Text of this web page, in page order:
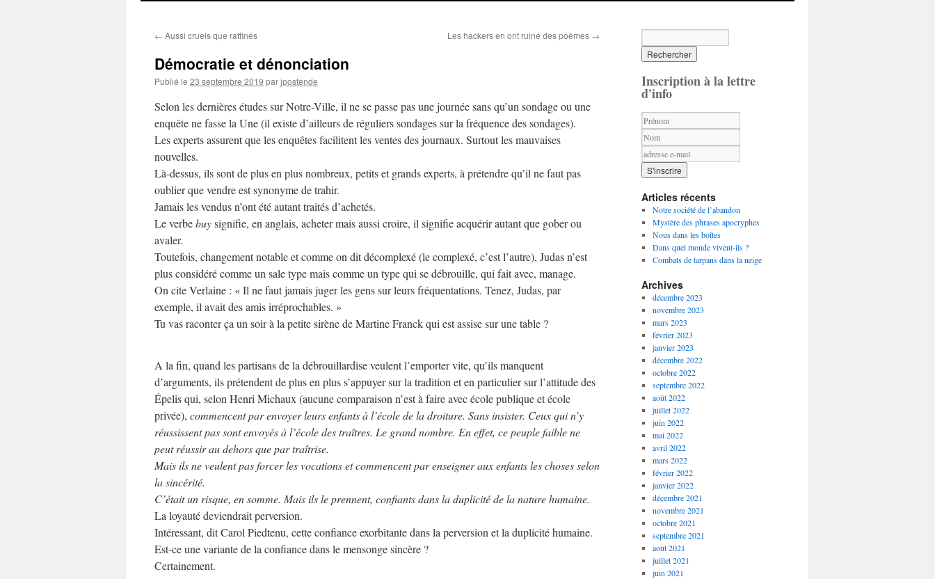
contenu
← Aussi cruels que raffinés Les hackers en ont ruiné des poèmes →
Démocratie et dénonciation
Publié le 23 septembre 2019 parjpostende
Selon les dernières études sur Notre-Ville, il ne se passe pas une journée sans qu’un sondage ou une
enquête ne fasse la Une (il existe d’ailleurs de réguliers sondages sur la fréquence des sondages).
Les experts assurent que les enquêtes facilitent les ventes des journaux. Surtout les mauvaises
nouvelles.
Là-dessus, ils sont de plus en plus nombreux, petits et grands experts, à prétendre qu’il ne faut pas
oublier que vendre est synonyme de trahir.
Jamais les vendus n’ont été autant traités d’achetés.
Le verbebuysignifie, en anglais, acheter mais aussi croire, il signifie acquérir autant que gober ou
avaler.
Toutefois, changement notable et comme on dit décomplexé (le complexé, c’est l’autre), Judas n’est
plus considéré comme un sale type mais comme un type qui se débrouille, qui fait avec, manage.
On cite Verlaine : « Il ne faut jamais juger les gens sur leurs fréquentations. Tenez, Judas, par
exemple, il avait des amis irréprochables. »
Tu vas raconter ça un soir à la petite sirène de Martine Franck qui est assise sur une table ?
A la fin, quand les partisans de la débrouillardise veulent l’emporter vite, qu’ils manquent
d’arguments, ils prétendent de plus en plus s’appuyer sur la tradition et en particulier sur l’attitude des
Épelis qui, selon Henri Michaux (aucune comparaison n’est à faire avec école publique et école
privée), commencent par envoyer leurs enfants à l’école de la droiture. Sans insister. Ceux qui n’y
réussissent pas sont envoyés à l’école des traîtres. Le grand nombre. En effet, ce peuple faible ne
peut réussir au dehors que par traîtrise.
Mais ils ne veulent pas forcer les vocations et commencent par enseigner aux enfants les choses selon
la sincérité.
C’était un risque, en somme. Mais ils le prennent, confiants dans la duplicité de la nature humaine.
La loyauté deviendrait perversion.
Intéressant, dit Carol Piedtenu, cette confiance exorbitante dans la perversion et la duplicité humaine.
Est-ce une variante de la confiance dans le mensonge sincère ?
Certainement.
Inscription à la lettre
d'info
Articles récents
Notre société de l’abandon
Mystère des phrases apocryphes
Nous dans les boîtes
Dans quel monde vivent-ils ?
Combats de tarpans dans la neige
Archives
décembre 2023
novembre 2023
mars 2023
février 2023
janvier 2023
décembre 2022
octobre 2022
septembre 2022
août 2022
juillet 2022
juin 2022
mai 2022
avril 2022
mars 2022
février 2022
janvier 2022
décembre 2021
novembre 2021
octobre 2021
septembre 2021
août 2021
juillet 2021
juin 2021